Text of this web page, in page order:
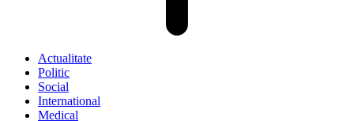
Actualitate
Politic
Social
International
Medical